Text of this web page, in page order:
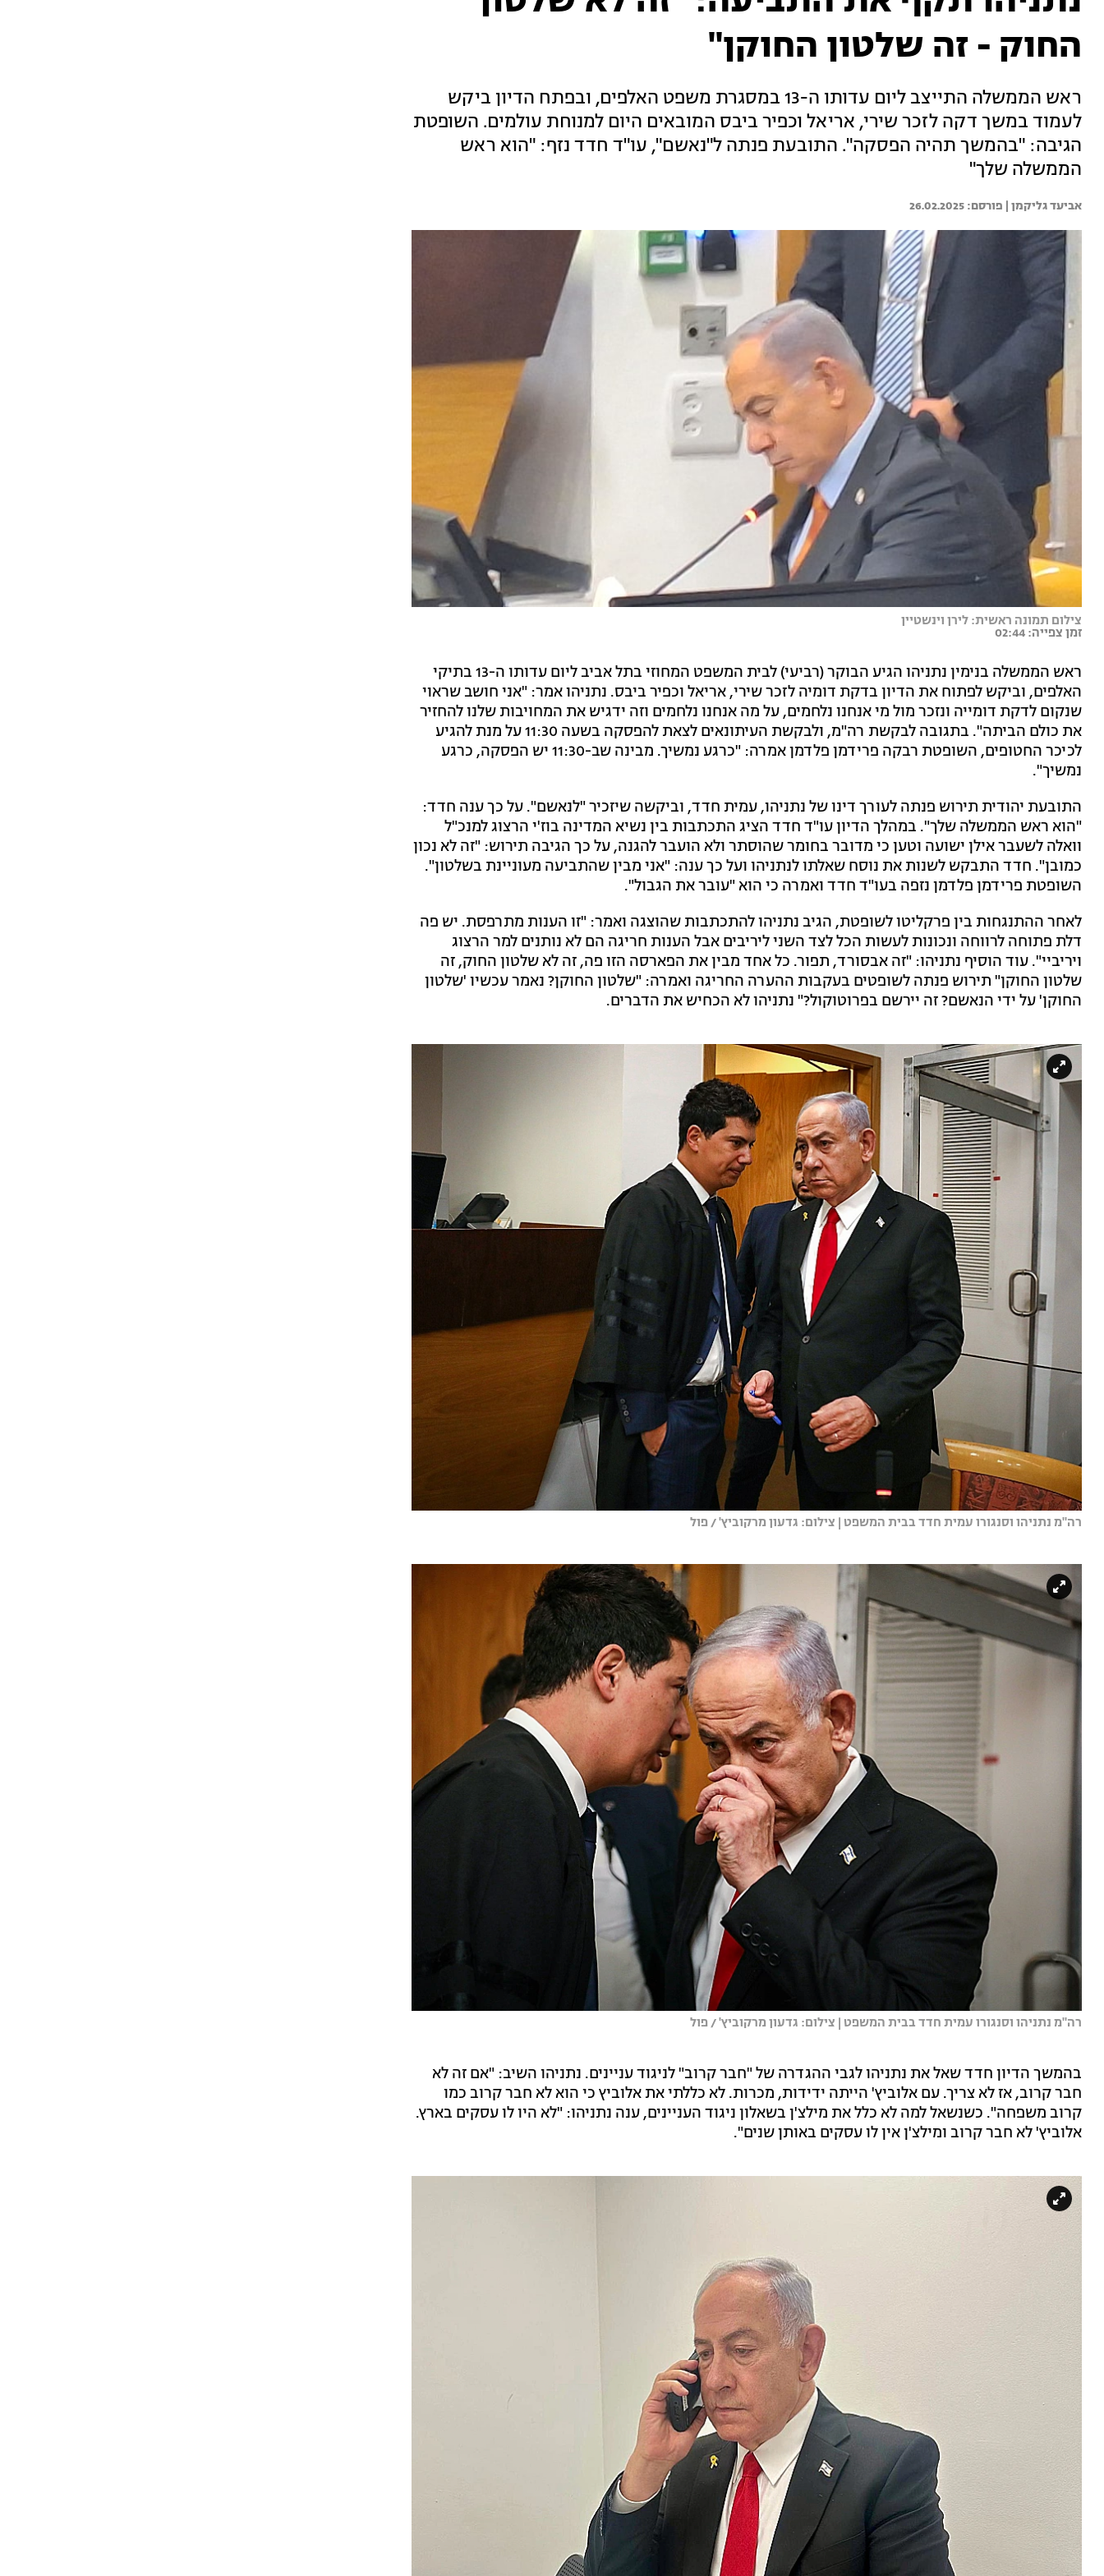
החוק - זה שלטון החוקן"
ראש הממשלה התייצב ליום עדותו ה-13 במסגרת משפט האלפים, ובפתח הדיון ביקש
לעמוד במשך דקה לזכר שירי, אריאל וכפיר ביבס המובאים היום למנוחת עולמים. השופטת
הגיבה: "בהמשך תהיה הפסקה". התובעת פנתה ל"נאשם", עו"ד חדד נזף: "הוא ראש
הממשלה שלך"
אביעד גליקמן | 26.02.2025
צילום תמונה ראשית: לירן וינשטיין
זמן צפייה: 02:44
ראש הממשלה בנימין נתניהו הגיע הבוקר (רביעי) לבית המשפט המחוזי בתל אביב ליום עדותו ה-13 בתיקי
האלפים, וביקש לפתוח את הדיון בדקת דומיה לזכר שירי, אריאל וכפיר ביבס. נתניהו אמר: "אני חושב שראוי
שנקום לדקת דומייה ונזכר מול מי אנחנו נלחמים, על מה אנחנו נלחמים וזה ידגיש את המחויבות שלנו להחזיר
את כולם הביתה". בתגובה לבקשת רה"מ, ולבקשת העיתונאים לצאת להפסקה בשעה 11:30 על מנת להגיע
לכיכר החטופים, השופטת רבקה פרידמן פלדמן אמרה: "כרגע נמשיך. מבינה שב-11:30 יש הפסקה, כרגע
נמשיך".
התובעת יהודית תירוש פנתה לעורך דינו של נתניהו, עמית חדד, וביקשה שיזכיר "לנאשם". על כך ענה חדד:
"הוא ראש הממשלה שלך". במהלך הדיון עו"ד חדד הציג התכתבות בין נשיא המדינה בוז'י הרצוג למנכ"ל
וואלה לשעבר אילן ישועה וטען כי מדובר בחומר שהוסתר ולא הועבר להגנה, על כך הגיבה תירוש: "זה לא נכון
כמובן". חדד התבקש לשנות את נוסח שאלתו לנתניהו ועל כך ענה: "אני מבין שהתביעה מעוניינת בשלטון".
השופטת פרידמן פלדמן נזפה בעו"ד חדד ואמרה כי הוא "עובר את הגבול".
לאחר ההתנגחות בין פרקליטו לשופטת, הגיב נתניהו להתכתבות שהוצגה ואמר: "זו הענות מתרפסת. יש פה
דלת פתוחה לרווחה ונכונות לעשות הכל לצד השני ליריבים אבל הענות חריגה הם לא נותנים למר הרצוג
ויריביי". עוד הוסיף נתניהו: "זה אבסורד, תפור. כל אחד מבין את הפארסה הזו פה, זה לא שלטון החוק, זה
שלטון החוקן" תירוש פנתה לשופטים בעקבות ההערה החריגה ואמרה: "שלטון החוקן? נאמר עכשיו 'שלטון
החוקן' על ידי הנאשם? זה יירשם בפרוטוקול?" נתניהו לא הכחיש את הדברים.
רה"מ נתניהו וסנגורו עמית חדד בבית המשפט | צילום: גדעון מרקוביץ' / פול
רה"מ נתניהו וסנגורו עמית חדד בבית המשפט | צילום: גדעון מרקוביץ' / פול
בהמשך הדיון חדד שאל את נתניהו לגבי ההגדרה של "חבר קרוב" לניגוד עניינים. נתניהו השיב: "אם זה לא
חבר קרוב, אז לא צריך. עם אלוביץ' הייתה ידידות, מכרות. לא כללתי את אלוביץ כי הוא לא חבר קרוב כמו
קרוב משפחה". כשנשאל למה לא כלל את מילצ'ן בשאלון ניגוד העניינים, ענה נתניהו: "לא היו לו עסקים בארץ.
אלוביץ' לא חבר קרוב ומילצ'ן אין לו עסקים באותן שנים".